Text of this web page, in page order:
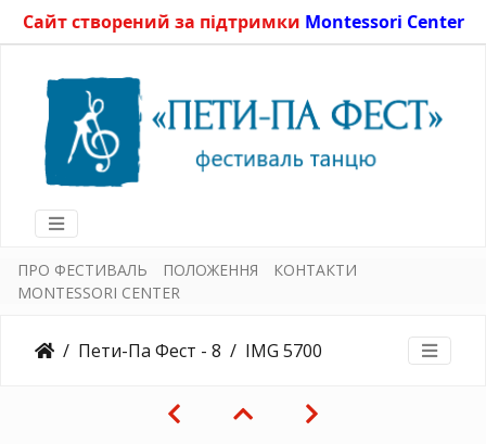
Сайт створений за підтримки Montessori Center
ПРО ФЕСТИВАЛЬ ПОЛОЖЕННЯ
КОНТАКТИ
MONTESSORI CENTER
Пети-Па Фест - 8 IMG 5700